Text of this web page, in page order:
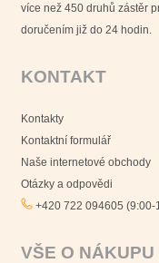
více než 450 druhů zástěr
doručením již do 24 hodin.
KONTAKT
Kontakty
Kontaktní formulář
Naše internetové obchody
Otázky a odpovědi
+420 722 094605 (9:00-
VŠE O NÁKUPU